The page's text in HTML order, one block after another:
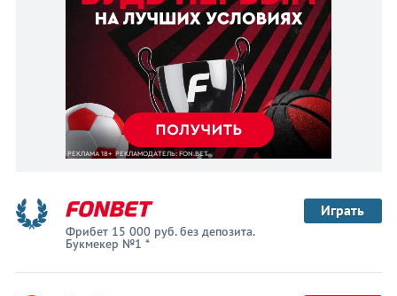
Фрибет 15 000 руб. без депозита.
Букмекер №1 *
Играть